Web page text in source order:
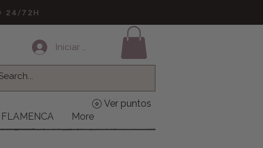
24/72H
Iniciar sesión
FLAMENCA More
Ver puntos